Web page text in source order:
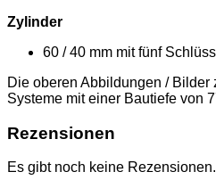
Zylinder
60 / 40 mm mit fünf
Die oberen Abbildungen /
Systeme mit einer Bautiefe von
Rezensionen
Es gibt noch keine Rezensionen.